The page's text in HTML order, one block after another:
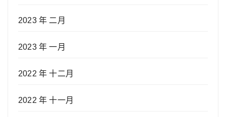
2023 年 二月
2023 年 一月
2022 年 十二月
2022 年 十一月